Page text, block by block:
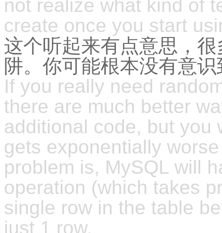
not realize what kind of
create once you start
这个听起来有点意思，
阱。你可能根本没有意
If you really need
there are much better
additional code, but you
gets exponentially
problem is, MySQL will
operation (which takes
single row in the table
just 1 row.